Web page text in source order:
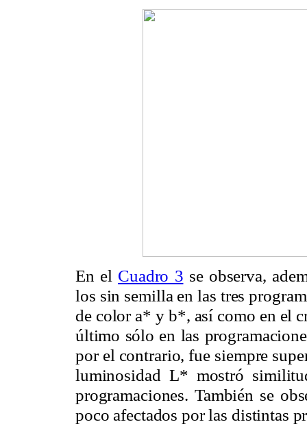
En el Cuadro 3 se observa,
los sin semilla en las tres
de color a* y b*, así como en el
último sólo en las
por el contrario, fue siempre
luminosidad L* mostró
programaciones. También se
poco afectados por las distintas